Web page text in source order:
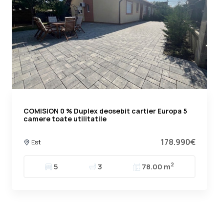
COMISION 0 % Duplex deosebit cartier Europa 5
camere toate utilitatile
Est 178.990€
5 3 78.00 m2